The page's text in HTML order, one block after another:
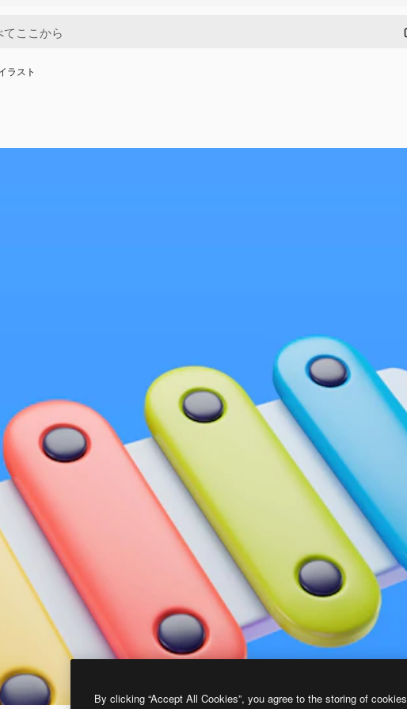
ラスト
By clicking “Accept All Cookies”, you agree to the storing of